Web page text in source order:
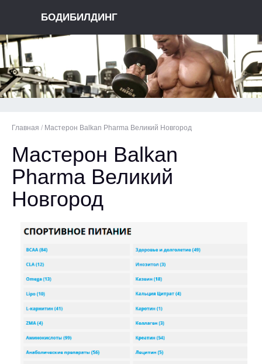
БОДИБИЛДИНГ
Главная / Мастерон Balkan Pharma Великий Новгород
Мастерон Balkan
Pharma Великий
Новгород